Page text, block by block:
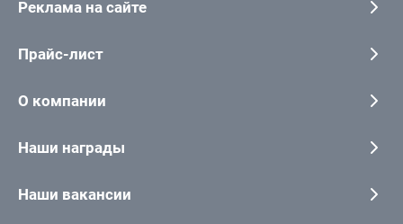
Реклама на сайте
Прайс-лист
О компании
Наши награды
Наши вакансии